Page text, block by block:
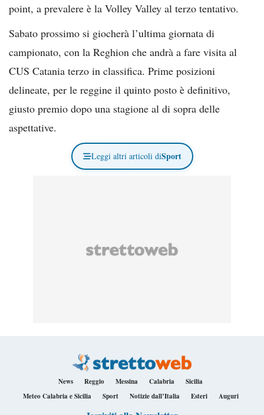
point, a prevalere è la Volley Valley al terzo tentativo.
Sabato prossimo si giocherà l’ultima giornata di
campionato, con la Reghion che andrà a fare visita al
CUS Catania terzo in classifica. Prime posizioni
delineate, per le reggine il quinto posto è definitivo,
giusto premio dopo una stagione al di sopra delle
aspettative.
Leggi altri articoli diSport
News Reggio Messina Calabria
Sicilia
Meteo Calabria e Sicilia
Sport Notizie dall’Italia Esteri Auguri